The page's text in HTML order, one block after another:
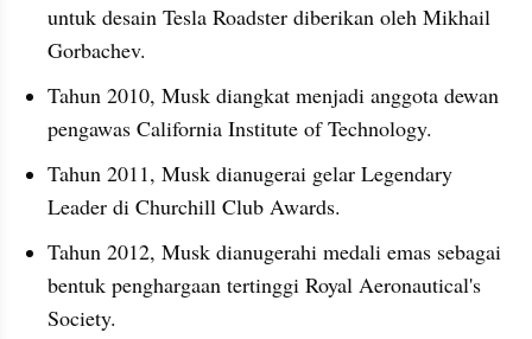
untuk desain Tesla Roadster diberikan oleh Mikhail
Gorbachev.
Tahun 2010, Musk diangkat menjadi anggota dewan
pengawas California Institute of Technology.
Tahun 2011, Musk dianugerai gelar Legendary
Leader di Churchill Club Awards.
Tahun 2012, Musk dianugerahi medali emas sebagai
bentuk penghargaan tertinggi Royal Aeronautical's
Society.